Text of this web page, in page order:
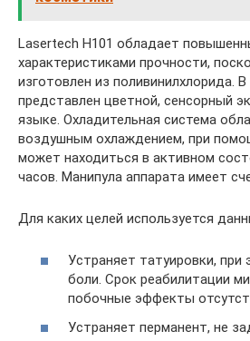
Lasertech H101 обладает
характеристиками прочности,
изготовлен из поливинилхлорида.
представлен цветной, сенсорный
языке. Охладительная система
воздушным охлаждением, при
может находиться в активном
часов. Манипула аппарата имеет
Для каких целей используется
Устраняет татуировки, при
боли. Срок реабилитации
побочные эффекты
Устраняет перманент, не